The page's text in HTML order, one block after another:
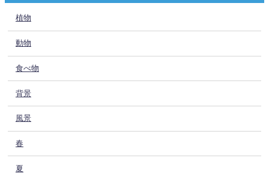
植物
動物
食べ物
背景
風景
春
夏